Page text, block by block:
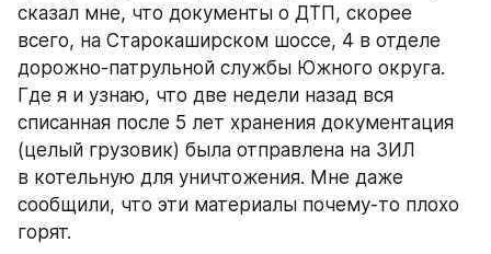
сказал мне, что документы о ДТП, скорее
всего, на Старокаширском шоссе, 4 в отделе
дорожно-патрульной службы Южного округа.
Где я и узнаю, что две недели назад вся
списанная после 5 лет хранения документация
(целый грузовик) была отправлена на ЗИЛ
в котельную для уничтожения. Мне даже
сообщили, что эти материалы почему-то плохо
горят.